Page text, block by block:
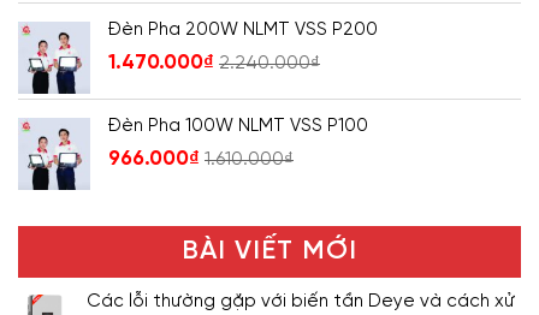
Đèn Pha 200W NLMT VSS P200
1.470.000₫ 2.240.000₫
Đèn Pha 100W NLMT VSS P100
966.000₫ 1.610.000₫
BÀI VIẾT MỚI
Các lỗi thường gặp với biến tần Deye và cách xử